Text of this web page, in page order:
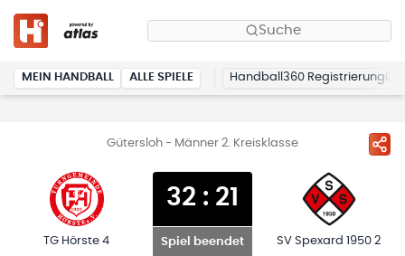
Suche
MEIN HANDBALL ALLE SPIELE Handball360 Registrierung
Gütersloh - Männer 2. Kreisklasse
TG Hörste 4
32 : 21
Spiel beendet SV Spexard 1950 2